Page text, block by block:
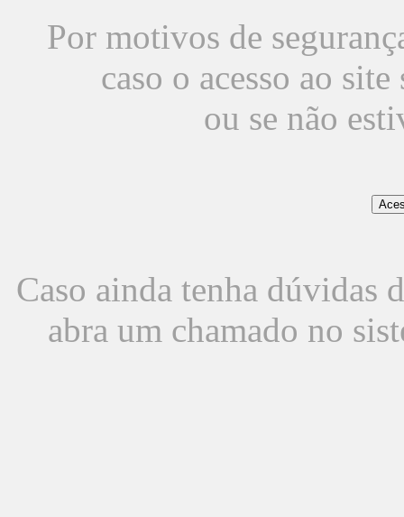
Por motivos de
caso o acesso ao
ou se não
Caso ainda tenha dúvidas
abra um chamado no